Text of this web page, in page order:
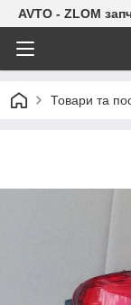
AVTO - ZLOM
Товари та